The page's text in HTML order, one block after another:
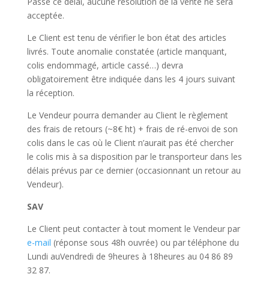
acceptée.
Le Client est tenu de vérifier le bon état des articles
livrés. Toute anomalie constatée (article manquant,
colis endommagé, article cassé…) devra
obligatoirement être indiquée dans les 4 jours suivant
la réception.
Le Vendeur pourra demander au Client le règlement
des frais de retours (~8€ ht) + frais de ré-envoi de son
colis dans le cas où le Client n’aurait pas été chercher
le colis mis à sa disposition par le transporteur dans les
délais prévus par ce dernier (occasionnant un retour au
Vendeur).
SAV
Le Client peut contacter à tout moment le Vendeur par
e-mail (réponse sous 48h ouvrée) ou par téléphone du
Lundi auVendredi de 9heures à 18heures au 04 86 89
32 87.